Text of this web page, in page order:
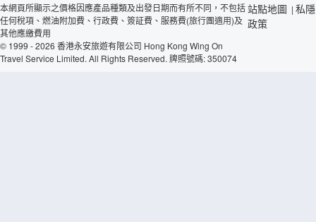
本網頁所顯示之價格因應產品種類及出發日期而有所不同，不包括
任何稅項、燃油附加費、行政費、簽証費、服務費(旅行團適用)及
其他應繳費用
© 1999 - 2026 香港永安旅遊有限公司 Hong Kong Wing On
Travel Service Limited. All Rights Reserved. 牌照號碼: 350074
站點地圖 | 私隱
政策